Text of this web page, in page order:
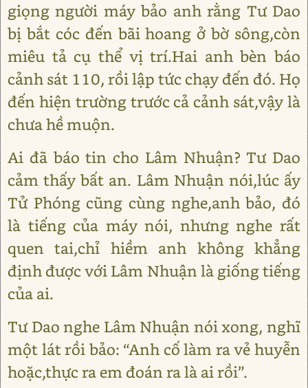
giọng người máy bảo anh rằng Tư Dao
bị bắt cóc đến bãi hoang ở bờ sông,còn
miêu tả cụ thể vị trí.Hai anh bèn báo
cảnh sát 110, rồi lập tức chạy đến đó. Họ
đến hiện trường trước cả cảnh sát,vậy là
chưa hề muộn.
Ai đã báo tin cho Lâm Nhuận? Tư Dao
cảm thấy bất an. Lâm Nhuận nói,lúc ấy
Tử Phóng cũng cùng nghe,anh bảo, đó
là tiếng của máy nói, nhưng nghe rất
quen tai,chỉ hiềm anh không khẳng
định được với Lâm Nhuận là giống tiếng
của ai.
Tư Dao nghe Lâm Nhuận nói xong, nghĩ
một lát rồi bảo: “Anh cố làm ra vẻ huyễn
hoặc,thực ra em đoán ra là ai rồi”.